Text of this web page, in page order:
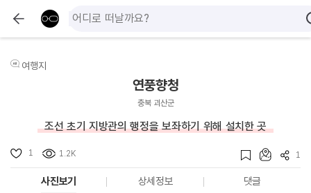
여행지
연풍향청
충북 괴산군
조선 초기 지방관의 행정을 보좌하기 위해 설치한 곳
1 1.2K 1
사진보기 상세정보 댓글